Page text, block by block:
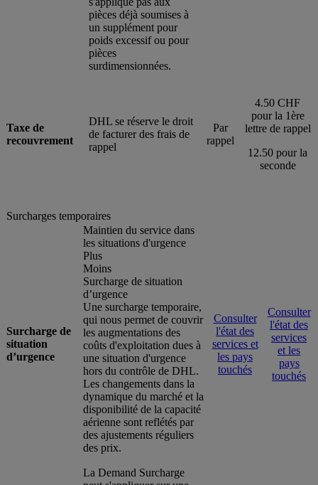
pièces déjà soumises à
un supplément pour
poids excessif ou pour
pièces
surdimensionnées.
Taxe de
recouvrement
DHL se réserve le droit
de facturer des frais de
rappel
Par
rappel
4.50 CHF
pour la 1ère
lettre de rappel
12.50 pour la
seconde
Surcharges temporaires
Surcharge de
situation
d’urgence
Maintien du service dans
les situations d'urgence
Plus
Moins
Surcharge de situation
d’urgence
Une surcharge temporaire,
qui nous permet de couvrir
les augmentations des
coûts d'exploitation dues à
une situation d'urgence
hors du contrôle de DHL.
Les changements dans la
dynamique du marché et la
disponibilité de la capacité
aérienne sont reflétés par
des ajustements réguliers
des prix.
Consulter
l'état des
services et
les pays
touchés
Consulter
l'état des
services
et les
pays
touchés
La Demand Surcharge